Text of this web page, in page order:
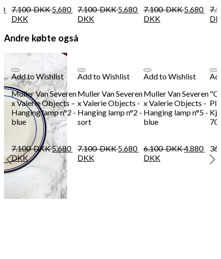
7.100DKK 5.680
DKK
7.100DKK 5.680
DKK
7.100DKK 5.680
DKK
Andre købte også
Add to Wishlist
Muller Van Severen
x Valerie Objects –
Hanging lamp n°2 -
blue
7.100DKK5.680
DKK
Add to Wishlist
Muller Van Severen
x Valerie Objects -
Hanging lamp n°2 -
sort
7.100DKK 5.680
DKK
Add to Wishlist
Muller Van Severen
x Valerie Objects -
Hanging lamp n°5 -
blue
6.100DKK4.880
DKK